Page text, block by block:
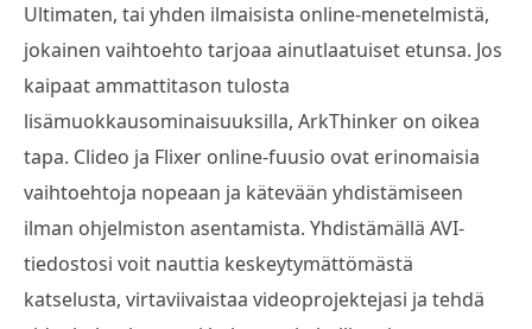
Ultimaten, tai yhden ilmaisista online-menetelmistä,
jokainen vaihtoehto tarjoaa ainutlaatuiset etunsa. Jos
kaipaat ammattitason tulosta
lisämuokkausominaisuuksilla, ArkThinker on oikea
tapa. Clideo ja Flixer online-fuusio ovat erinomaisia
vaihtoehtoja nopeaan ja kätevään yhdistämiseen
ilman ohjelmiston asentamista. Yhdistämällä AVI-
tiedostosi voit nauttia keskeytymättömästä
katselusta, virtaviivaistaa videoprojektejasi ja tehdä